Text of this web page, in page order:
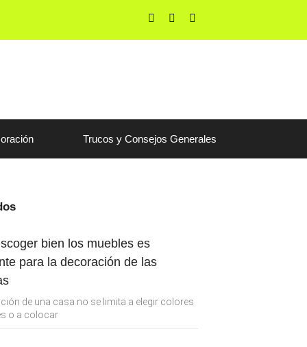
F
a
T
w
Y
o
Trucos y Consejos Generales
bien los muebles es
para la decoración de las
de una casa no se limita a elegir colores
o a colocar